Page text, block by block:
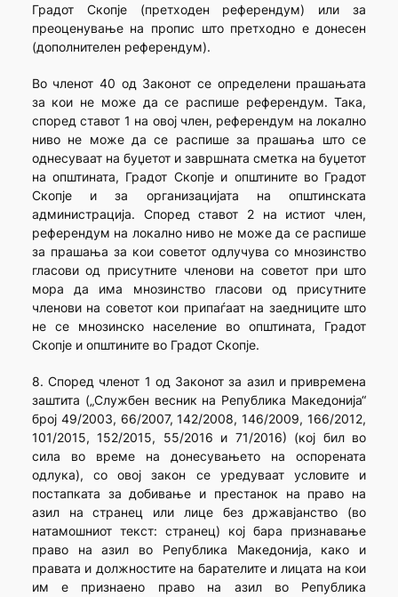
Градот Скопје (претходен референдум) или за
преоценување на пропис што претходно е донесен
(дополнителен референдум).
Во членот 40 од Законот се определени прашањата
за кои не може да се распише референдум. Така,
според ставот 1 на овој член, референдум на локално
ниво не може да се распише за прашања што се
однесуваат на буџетот и завршната сметка на буџетот
на општината, Градот Скопје и општините во Градот
Скопје и за организацијата на општинската
администрација. Според ставот 2 на истиот член,
референдум на локално ниво не може да се распише
за прашања за кои советот одлучува со мнозинство
гласови од присутните членови на советот при што
мора да има мнозинство гласови од присутните
членови на советот кои припаѓаат на заедниците што
не се мнозинско население во општината, Градот
Скопје и општините во Градот Скопје.
8. Според членот 1 од Законот за азил и привремена
заштита („Службен весник на Република Македонија“
број 49/2003, 66/2007, 142/2008, 146/2009, 166/2012,
101/2015, 152/2015, 55/2016 и 71/2016) (кој бил во
сила во време на донесувањето на оспорената
одлука), со овој закон се уредуваат условите и
постапката за добивање и престанок на право на
азил на странец или лице без државјанство (во
натамошниот текст: странец) кој бара признавање
право на азил во Република Македонија, како и
правата и должностите на барателите и лицата на кои
им е признаено право на азил во Република